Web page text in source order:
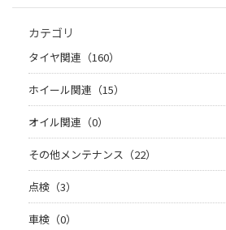
カテゴリ
タイヤ関連（160）
ホイール関連（15）
オイル関連（0）
その他メンテナンス（22）
点検（3）
車検（0）